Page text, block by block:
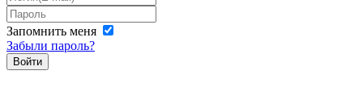
Запомнить меня
Забыли пароль?
Войти